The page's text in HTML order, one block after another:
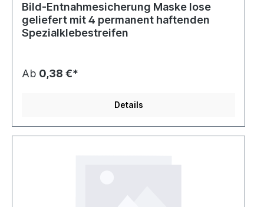
Bild-Entnahmesicherung Maske lose
geliefert mit 4 permanent haftenden
Spezialklebestreifen
Ab 0,38 €*
Details